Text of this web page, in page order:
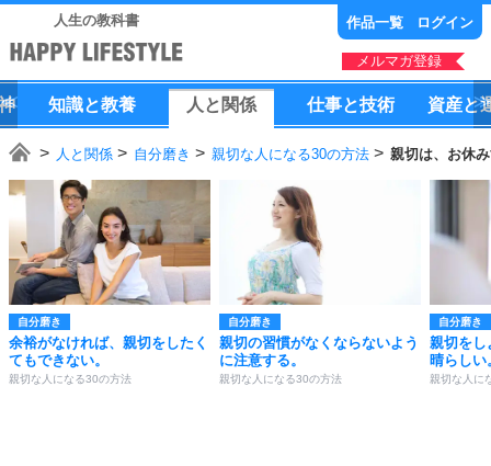
人生の教科書 作品一覧 ログイン
メルマガ登録
知識と教養 人 と 関係 仕事と技術 資産と
人と関係 自分磨き 親切な人になる30の方法 親切は、お休
自分磨き
余裕がなければ、親切をしたく
てもできない。
親切な人になる30の方法
自分磨き
親切の習慣がなくならないよう
に注意する。
親切な人になる30の方法
自分磨き
親切をし
晴らしい
親切な人に